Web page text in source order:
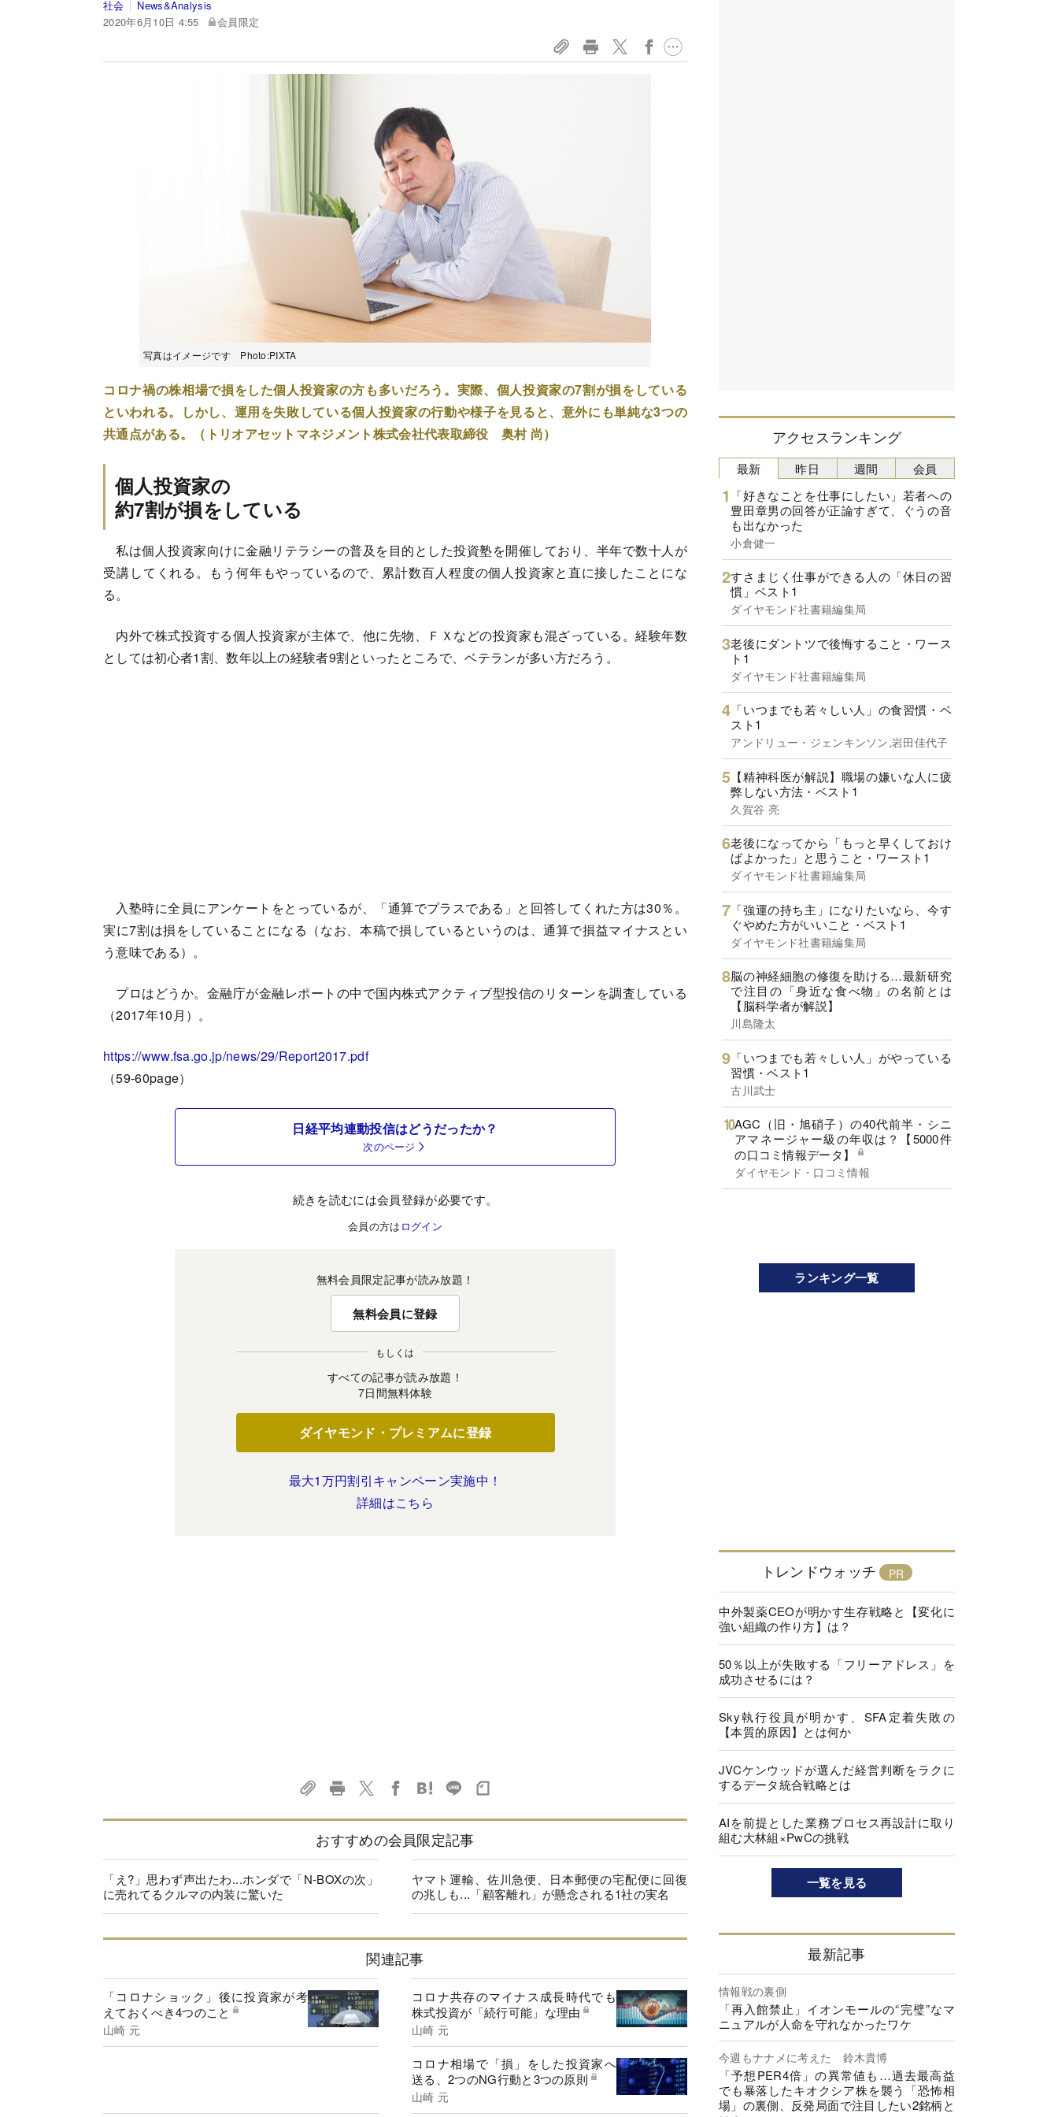
社会
News&Analysis
2020年6月10日 4:55
会員限定
写真はイメージです Photo:PIXTA
コロナ禍の株相場で損をした個人投資家の方も多いだろう。実際、個人投資家の7割が損をしている
といわれる。しかし、運用を失敗している個人投資家の行動や様子を見ると、意外にも単純な3つの
共通点がある。（トリオアセットマネジメント株式会社代表取締役 奥村 尚）
個人投資家の
約7割が損をしている
私は個人投資家向けに金融リテラシーの普及を目的とした投資塾を開催しており、半年で数十人が
受講してくれる。もう何年もやっているので、累計数百人程度の個人投資家と直に接したことにな
る。
内外で株式投資する個人投資家が主体で、他に先物、ＦＸなどの投資家も混ざっている。経験年数
としては初心者1割、数年以上の経験者9割といったところで、ベテランが多い方だろう。
入塾時に全員にアンケートをとっているが、「通算でプラスである」と回答してくれた方は30％。
実に7割は損をしていることになる（なお、本稿で損しているというのは、通算で損益マイナスとい
う意味である）。
プロはどうか。金融庁が金融レポートの中で国内株式アクティブ型投信のリターンを調査している
（2017年10月）。
https://www.fsa.go.jp/news/29/Report2017.pdf
（59-60page）
日経平均連動投信はどうだったか？
次のページ
続きを読むには会員登録が必要です。
会員の方は ログイン
無料会員限定記事が読み放題！
無料会員に登録
もしくは
すべての記事が読み放題！
7日間無料体験
ダイヤモンド・プレミアムに登録
最大1万円割引キャンペーン実施中！
詳細はこちら
おすすめの会員限定記事
「え?」思わず声出たわ...ホンダで「N-BOXの次」
に売れてるクルマの内装に驚いた
ヤマト運輸、佐川急便、日本郵便の宅配便に回復
の兆しも...「顧客離れ」が懸念される1社の実名
関連記事
「コロナショック」後に投資家が考
えておくべき4つのこと
山崎 元
コロナ共存のマイナス成長時代でも
株式投資が「続行可能」な理由
山崎 元
コロナ相場で「損」をした投資家へ
送る、2つのNG行動と3つの原則
山崎 元
アクセスランキング
最新
「好きなことを仕事にしたい」若者への
豊田章男の回答が正論すぎて、ぐうの音
も出なかった
小倉健一
すさまじく仕事ができる人の「休日の習
慣」ベスト1
ダイヤモンド社書籍編集局
老後にダントツで後悔すること・ワース
ト1
ダイヤモンド社書籍編集局
「いつまでも若々しい人」の食習慣・ベ
スト1
アンドリュー・ジェンキンソン,岩田佳代子
【精神科医が解説】職場の嫌いな人に疲
弊しない方法・ベスト1
久賀谷 亮
老後になってから「もっと早くしておけ
ばよかった」と思うこと・ワースト1
ダイヤモンド社書籍編集局
「強運の持ち主」になりたいなら、今す
ぐやめた方がいいこと・ベスト1
ダイヤモンド社書籍編集局
脳の神経細胞の修復を助ける…最新研究
で注目の「身近な食べ物」の名前とは
【脳科学者が解説】
川島隆太
「いつまでも若々しい人」がやっている
習慣・ベスト1
古川武士
AGC（旧・旭硝子）の40代前半・シニ
アマネージャー級の年収は？【5000件
の口コミ情報データ】
ダイヤモンド・口コミ情報
昨日 週間 会員
ランキング一覧
トレンドウォッチ
中外製薬CEOが明かす生存戦略と【変化に
強い組織の作り方】は？
50％以上が失敗する「フリーアドレス」を
成功させるには？
Sky執行役員が明かす、SFA定着失敗の
【本質的原因】とは何か
JVCケンウッドが選んだ経営判断をラクに
するデータ統合戦略とは
AIを前提とした業務プロセス再設計に取り
組む大林組×PwCの挑戦
一覧を見る
最新記事
情報戦の裏側
「再入館禁止」イオンモールの“完璧”なマ
ニュアルが人命を守れなかったワケ
今週もナナメに考えた 鈴木貴博
「予想PER4倍」の異常値も…過去最高益
でも暴落したキオクシア株を襲う「恐怖相
場」の裏側、反発局面で注目したい2銘柄と